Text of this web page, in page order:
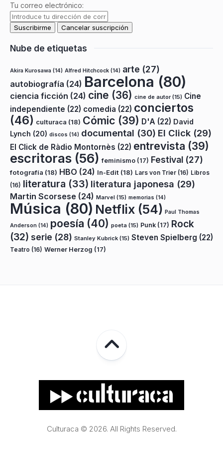
Tu correo electrónico:
Nube de etiquetas
Akira Kurosawa (14) Alfred Hitchcock (14) arte (27)
autobiografía (24) Barcelona (80)
ciencia ficción (24) cine (36) cine de autor(15) Cine
independiente (22) comedia (22) conciertos
(46) culturaca (18) Cómic (39) D'A (22) David
Lynch (20) discos (14) documental (30) El Click (29)
El Click de Ràdio Montornès (22) entrevista (39)
escritoras (56) feminismo (17) Festival (27)
fotografía (18) HBO (24) In-Edit (18) Lars von Trier (16) Libros
(16) literatura (33) literatura japonesa (29)
Martin Scorsese (24) Marvel (15) memorias (14)
Música (80) Netflix (54) Paul Thomas
Anderson (14) poesía (40) poeta (15) Punk (17) Rock
(32) serie (28) Stanley Kubrick (15) Steven Spielberg (22)
Teatro (16) Werner Herzog (17)
Culturaca © 2026. All Rights Reserved.